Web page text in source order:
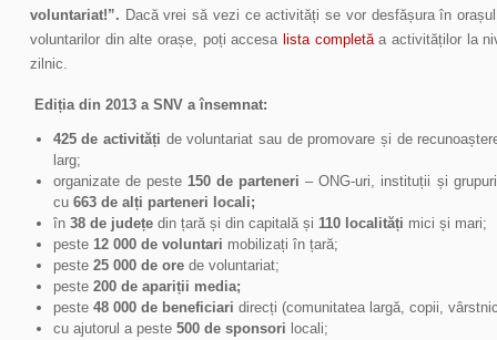
voluntariat!”. Dacă vrei să vezi ce activități se vor desfășura în
voluntarilor din alte orașe, poți accesa lista completăa activităților la
zilnic.
Ediția din 2013 a SNV a însemnat:
425 de activități de voluntariat sau de promovare și de
larg;
organizate de peste150 de parteneri – ONG-uri, instituții și
cu 663 de alți parteneri locali;
în 38 de județedin țară și din capitală și 110 localități mici și mari;
peste 12 000 de voluntari mobilizați în țară;
peste 25 000 de orede voluntariat;
peste 200 de apariții media;
peste 48 000 de beneficiari direcți (comunitatea largă, copii,
cu ajutorul a peste 500 de sponsori locali;